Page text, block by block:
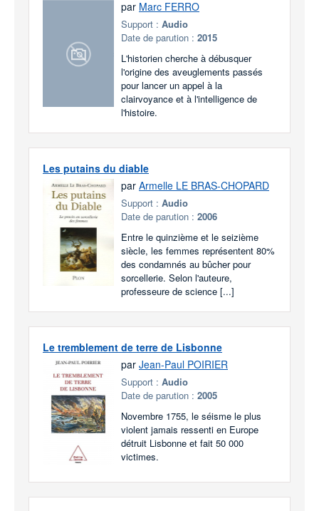
par Marc FERRO
Support : Audio
Date de parution : 2015
L'historien cherche à débusquer
l'origine des aveuglements passés
pour lancer un appel à la
clairvoyance et à l'intelligence de
l'histoire.
Les putains du diable
par Armelle LE BRAS-CHOPARD
Support : Audio
Date de parution : 2006
Entre le quinzième et le seizième
siècle, les femmes représentent 80%
des condamnés au bûcher pour
sorcellerie. Selon l'auteure,
professeure de science [...]
Le tremblement de terre de Lisbonne
par Jean-Paul POIRIER
Support : Audio
Date de parution : 2005
Novembre 1755, le séisme le plus
violent jamais ressenti en Europe
détruit Lisbonne et fait 50 000
victimes.